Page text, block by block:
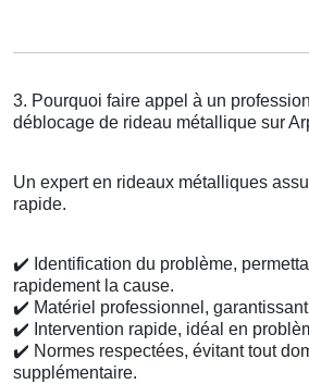
3. Pourquoi faire appel à un
déblocage de rideau métallique sur
Un expert en rideaux métalliques
rapide.
✔️ Identification du problème,
rapidement la cause.
✔️ Matériel professionnel,
✔️ Intervention rapide, idéal en
✔️ Normes respectées, évitant tout
supplémentaire.